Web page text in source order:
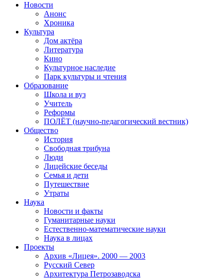
Новости
Анонс
Хроника
Культура
Дом актёра
Литература
Кино
Культурное наследие
Парк культуры и чтения
Образование
Школа и вуз
Учитель
Реформы
ПОЛЁТ (научно-педагогический вестник)
Общество
История
Свободная трибуна
Люди
Лицейские беседы
Семья и дети
Путешествие
Утраты
Наука
Новости и факты
Гуманитарные науки
Естественно-математические науки
Наука в лицах
Проекты
Архив «Лицея». 2000 — 2003
Русский Север
Архитектура Петрозаводска